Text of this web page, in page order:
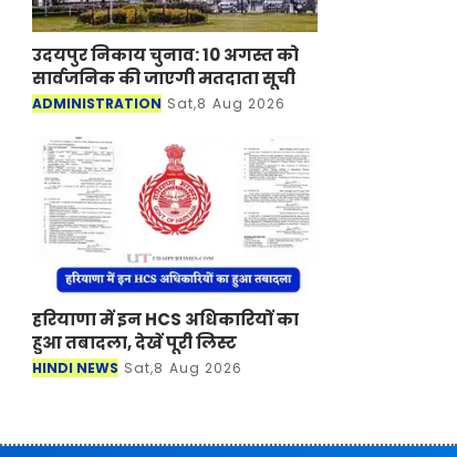
उदयपुर निकाय चुनाव: 10 अगस्त को
सार्वजनिक की जाएगी मतदाता सूची
ADMINISTRATION Sat,8 Aug 2026
हरियाणा में इन HCS अधिकारियों का
हुआ तबादला, देखें पूरी लिस्ट
HINDI NEWS Sat,8 Aug 2026